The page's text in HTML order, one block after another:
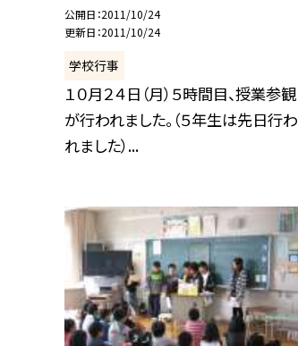
公開日 2011/10/24
更新日 2011/10/24
学校行事
１０月２４日（月）５時間目、授業参観
が行われました。（５年生は先日行わ
れました）...